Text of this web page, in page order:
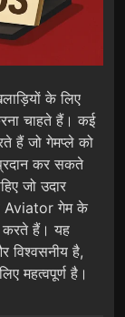
के लिए
चाहते हैं। कई
हैं जो गेमप्ले को
कर सकते
जो उदार
Aviator गेम के
करते हैं। यह
विश्वसनीय है,
महत्वपूर्ण है।